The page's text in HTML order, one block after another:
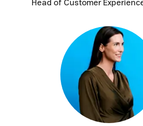
Head of Customer